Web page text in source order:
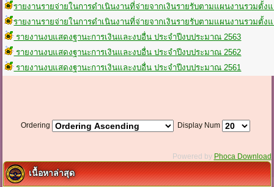
รายงานรายจ่ายในการดำเนินงานที่จ่ายจากเงินรายรับตามแผนงานรวมตั้
รายงานรายจ่ายในการดำเนินงานที่จ่ายจากเงินรายรับตามแผนงานรวมตั้
รายงานงบแสดงฐานะการเงินและงบอื่น ประจำปีงบประมาณ 2563
รายงานงบแสดงฐานะการเงินและงบอื่น ประจำปีงบประมาณ 2562
รายงานงบแสดงฐานะการเงินและงบอื่น ประจำปีงบประมาณ 2561
Ordering Display Num
Powered by Phoca Download
เนื้อหาล่าสุด